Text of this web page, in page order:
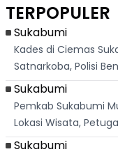
Dari
Palabuhanratu
TERPOPULER
Sukabumi
Kades di Ciemas
Satnarkoba, Polisi
Sukabumi
Pemkab Sukabumi
Lokasi Wisata,
Sukabumi